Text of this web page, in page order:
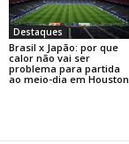
Destaques
Brasil x Japão: por que
calor não vai ser
problema para partida
ao meio-dia em Houston